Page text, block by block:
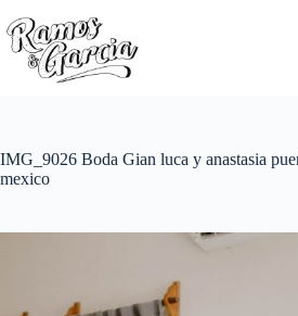
IMG_9026 Boda Gian luca y anastasia
mexico